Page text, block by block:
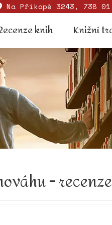
Na Příkopě 3243, 738
knih Knižní
- recenze
Recenze knih